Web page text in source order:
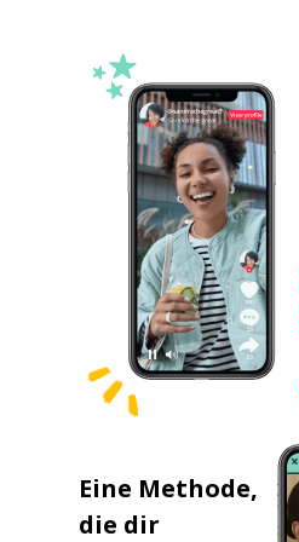
Eine Methode,
die dir